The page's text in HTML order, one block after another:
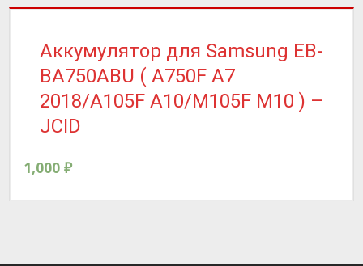
Аккумулятор для Samsung EB-
BA750ABU ( A750F A7
2018/A105F A10/M105F M10 ) –
JCID
1,000 ₽